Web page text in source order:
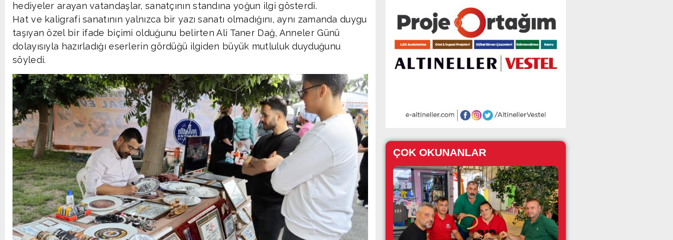
hediyeler arayan vatandaşlar, sanatçının standına yoğun ilgi gösterdi.
Hat ve kaligrafi sanatının yalnızca bir yazı sanatı olmadığını, aynı zamanda duygu
taşıyan özel bir ifade biçimi olduğunu belirten Ali Taner Dağ, Anneler Günü
dolayısıyla hazırladığı eserlerin gördüğü ilgiden büyük mutluluk duyduğunu
söyledi.
ÇOK OKUNANLAR